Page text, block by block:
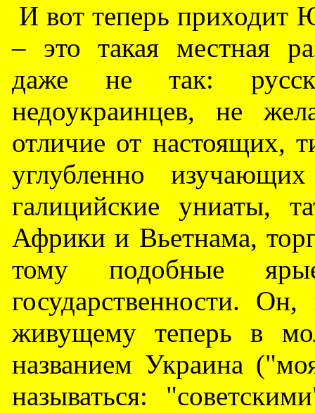
И вот теперь приходит
– это такая местная
даже не так:
недоукраинцев, не
отличие от настоящих,
углубленно
галицийские униаты,
Африки и Вьетнама,
тому подобные
государственности.
живущему теперь в
названием Украина
называться: